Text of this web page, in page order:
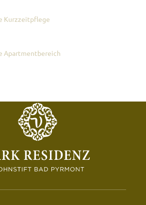
Kurzzeitpflege
Apartmentbereich